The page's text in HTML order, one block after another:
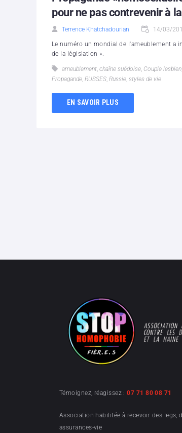
pour ne pas contrevenir à
Terrence Khatchadourian 14/03/
Le numéro un mondial de l'ameublement a
de la législation ».
ameublement, chaîne suédoise, Couple lesbien
Propagande, RUSSES, Russie, styles de vie
EN SAVOIR PLUS
Témoignez, réagissez :07 71 80 08 71
Association habilitée à recevoir des legs,
assurances-vie